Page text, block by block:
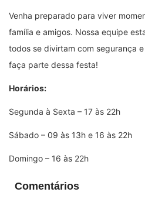
Venha preparado para viver
família e amigos. Nossa equipe
todos se divirtam com segurança
faça parte dessa festa!
Horários:
Segunda à Sexta – 17 às 22h
Sábado – 09 às 13h e 16 às 22h
Domingo – 16 às 22h
Comentários